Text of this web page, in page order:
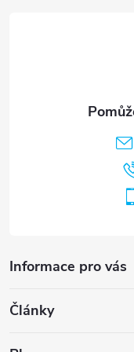
Informace pro vás
Články